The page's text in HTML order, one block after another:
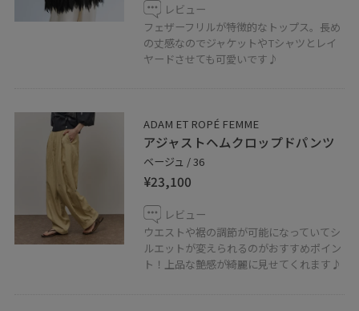
【Instagram】
Tel.03-5708-5356
アトレ恵比寿店では通販も承っておりますのでお気軽に
お問い合わせください！
また、LINEで在庫のお問い合わせやご相談もお待ちして
います♪
是非お気軽にLINEをご利用くださいませ。
レビュー
フェザーフリルが特徴的なトップス。長め
の丈感なのでジャケットやTシャツとレイ
ヤードさせても可愛いです♪
ADAM ET ROPÉ FEMME
アジャストヘムクロップドパンツ
ベージュ / 36
¥23,100
レビュー
ウエストや裾の調節が可能になっていてシ
ルエットが変えられるのがおすすめポイン
ト！上品な艶感が綺麗に見せてくれます♪